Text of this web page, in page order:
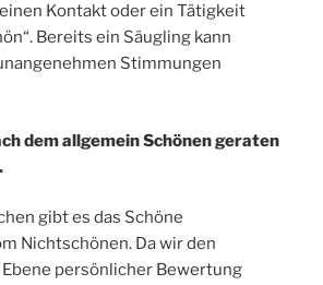
Kontakt oder ein Tätigkeit
Bereits ein Säugling kann
Stimmungen
dem allgemein Schönen geraten
gibt es das Schöne
Nichtschönen. Da wir den
persönlicher Bewertung